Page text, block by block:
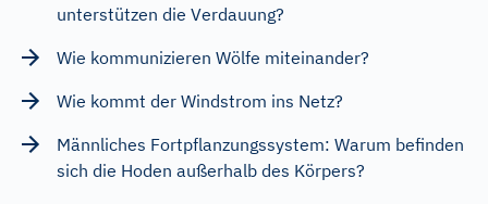
unterstützen die Verdauung?
Wie kommunizieren Wölfe miteinander?
Wie kommt der Windstrom ins Netz?
Männliches Fortpflanzungssystem: Warum befinden
sich die Hoden außerhalb des Körpers?